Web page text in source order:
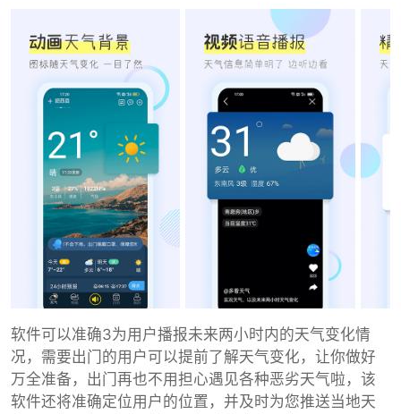
软件可以准确3为用户播报未来两小时内的天气变化情
况，需要出门的用户可以提前了解天气变化，让你做好
万全准备，出门再也不用担心遇见各种恶劣天气啦，该
软件还将准确定位用户的位置，并及时为您推送当地天